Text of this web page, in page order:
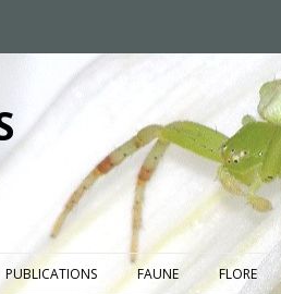
PUBLICATIONS FAUNE FLORE